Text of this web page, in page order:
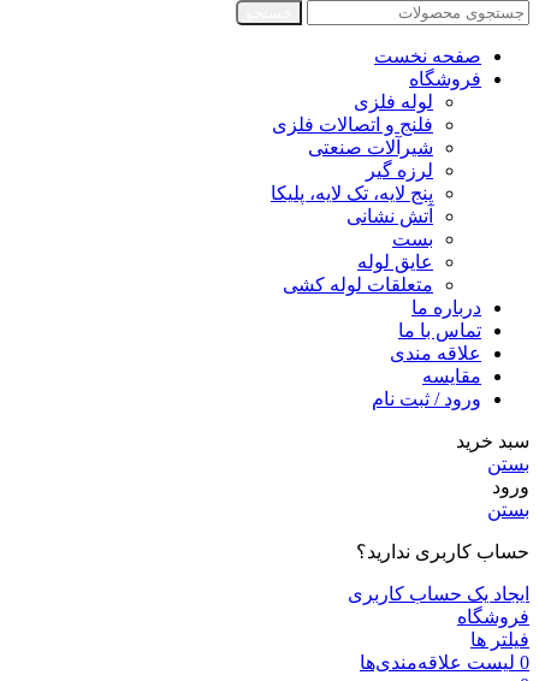
صفحه نخست
فروشگاه
لوله فلزی
فلنج و اتصالات فلزی
شیرآلات صنعتی
لرزه گیر
پنج لایه، تک لایه، پلیکا
آتش نشانی
بست
عایق لوله
متعلقات لوله کشی
درباره ما
تماس با ما
علاقه مندی
مقايسه
ورود / ثبت نام
سبد خرید
بستن
ورود
بستن
حساب کاربری ندارید؟
ایجاد یک حساب کاربری
فروشگاه
فیلتر ها
0 لیست علاقه‌مندی‌ها